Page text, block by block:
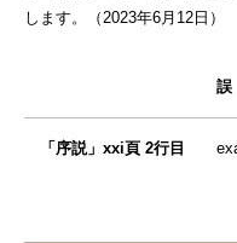
します。（2023年6月12日）
誤
「序説」xxi頁 2行目